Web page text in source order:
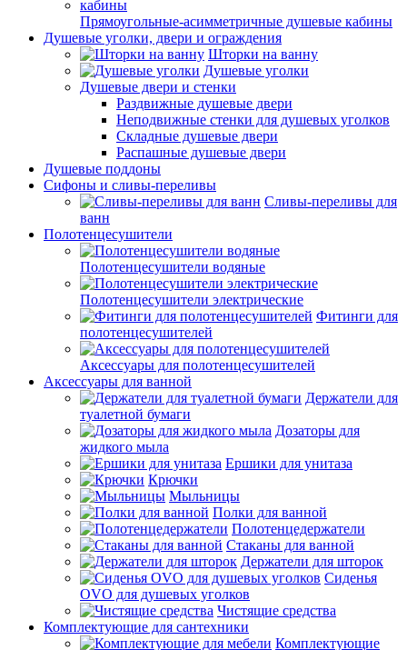
Прямоугольные-асимметричные душевые кабины
Душевые уголки, двери и ограждения
Шторки на ванну
Душевые уголки
Душевые двери и стенки
Раздвижные душевые двери
Неподвижные стенки для душевых уголков
Складные душевые двери
Распашные душевые двери
Душевые поддоны
Сифоны и сливы-переливы
Сливы-переливы для
ванн
Полотенцесушители
Полотенцесушители водяные
Полотенцесушители электрические
Фитинги для
полотенцесушителей
Аксессуары для полотенцесушителей
Аксессуары для ванной
Держатели для
туалетной бумаги
Дозаторы для
жидкого мыла
Ершики для унитаза
Крючки
Мыльницы
Полки для ванной
Полотенцедержатели
Стаканы для ванной
Держатели для шторок
Сиденья
OVO для душевых уголков
Чистящие средства
Комплектующие для сантехники
Комплектующие